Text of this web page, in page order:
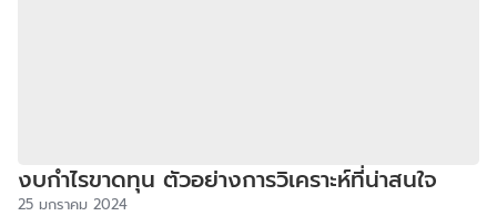
งบกำไรขาดทุน ตัวอย่างการวิเคราะห์ที่น่าสนใจ
25 มกราคม 2024